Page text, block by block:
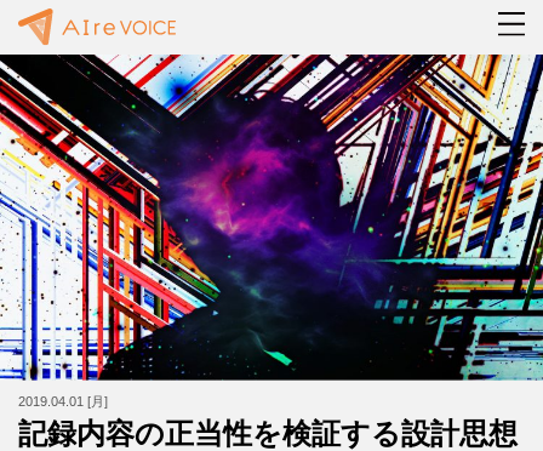
2019.04.01 [月]
記録内容の正当性を検証する設計思想